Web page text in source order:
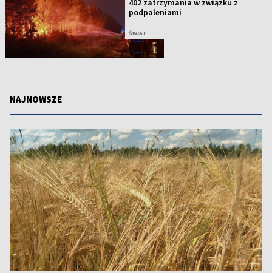
402 zatrzymania w związku z
podpaleniami
ŚWIAT
NAJNOWSZE